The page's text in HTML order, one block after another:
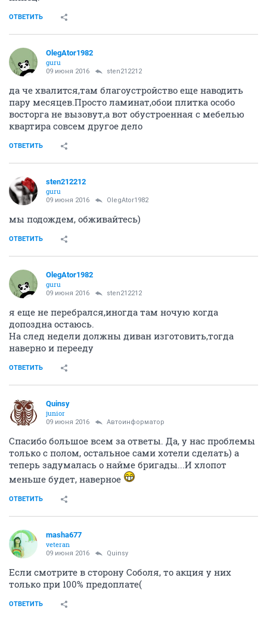
ОТВЕТИТЬ
OlegAtor1982
guru
09 июня 2016 sten212212
да че хвалится,там благоустройство еще наводить
пару месяцев.Просто ламинат,обои плитка особо
восторга не вызовут,а вот обустроенная с мебелью
квартира совсем другое дело
ОТВЕТИТЬ
sten212212
guru
09 июня 2016 OlegAtor1982
мы подождем, обживайтесь)
ОТВЕТИТЬ
OlegAtor1982
guru
09 июня 2016 sten212212
я еще не перебрался,иногда там ночую когда
допоздна остаюсь.
На след недели должны диван изготовить,тогда
наверно и перееду
ОТВЕТИТЬ
Quinsy
junior
09 июня 2016 Автоинформатор
Спасибо большое всем за ответы. Да, у нас проблемы
только с полом, остальное сами хотели сделать) а
теперь задумалась о найме бригады...И хлопот
меньше будет, наверное
ОТВЕТИТЬ
masha677
veteran
09 июня 2016 Quinsy
Если смотрите в сторону Соболя, то акция у них
только при 100% предоплате(
ОТВЕТИТЬ